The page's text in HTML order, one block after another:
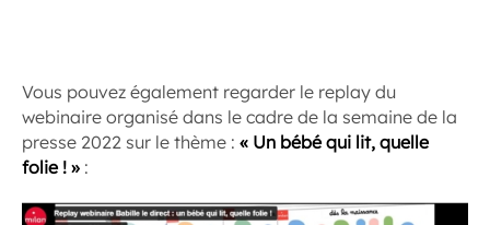
Vous pouvez également regarder le replay du
webinaire organisé dans le cadre de la semaine de la
presse 2022 sur le thème : « Un bébé qui lit, quelle
folie ! » :